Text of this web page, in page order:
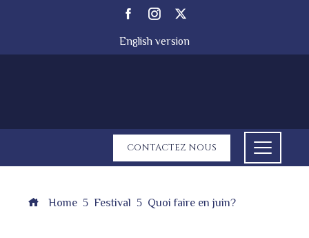
English version
CONTACTEZ NOUS
Home Festival Quoi faire en juin?